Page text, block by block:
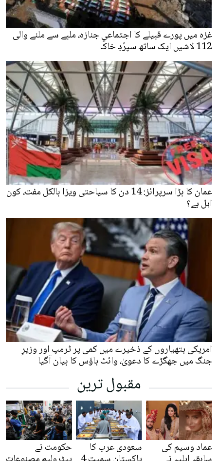
غزہ میں پورے قبیلے کا اجتماعي جنازہ، ملبے سے ملنے والی
112 لاشیں ایک ساتھ سپرُدِ خاک
عمان کا بڑا سرپرائز: 14 دن کا سیاحتی ویزا بالکل مفت، کون
اہل ہے؟
امریکی ہتھیاروں کے ذخیرے میں کمی پر ٹرمپ اور وزیرِ
جنگ میں جھگڑے کا دعویٰ، وائٹ ہاؤس کا بیان آگیا
مقبول ترین
عماد وسیم کی سعودی عرب کا حکومت نے